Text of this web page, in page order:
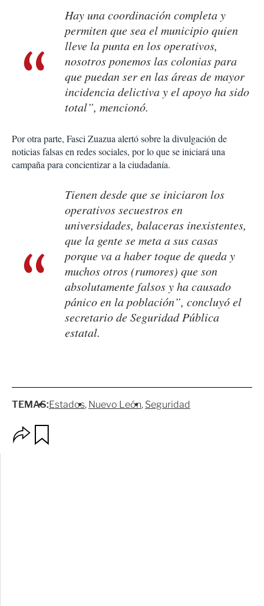
Hay una coordinación completa y
permiten que sea el municipio quien
lleve la punta en los operativos,
nosotros ponemos las colonias para
que puedan ser en las áreas de mayor
incidencia delictiva y el apoyo ha sido
total”, mencionó.
Por otra parte, Fasci Zuazua alertó sobre la divulgación de
noticias falsas en redes sociales, por lo que se iniciará una
campaña para concientizar a la ciudadanía.
Tienen desde que se iniciaron los
operativos secuestros en
universidades, balaceras inexistentes,
que la gente se meta a sus casas
porque va a haber toque de queda y
muchos otros (rumores) que son
absolutamente falsos y ha causado
pánico en la población”, concluyó el
secretario de Seguridad Pública
estatal.
TEMAS:Estados Nuevo León Seguridad